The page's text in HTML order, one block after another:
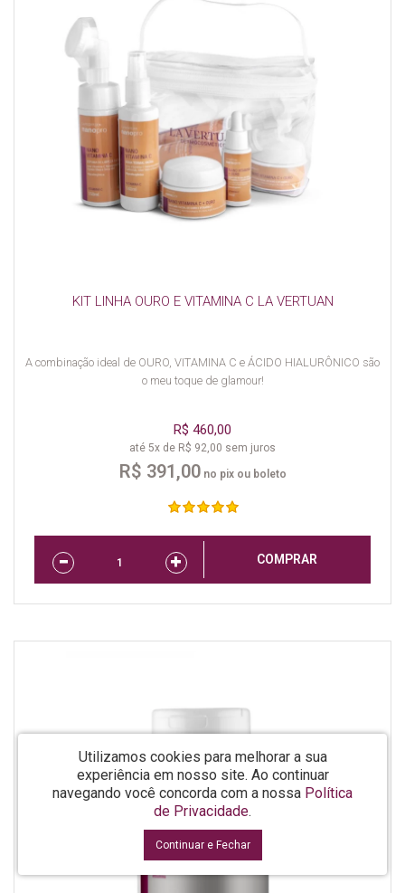
KIT LINHA OURO E VITAMINA C LA VERTUAN
A combinação ideal de OURO, VITAMINA C e ÁCIDO HIALURÔNICO são
o meu toque de glamour!
R$ 460,00
até 5x de R$ 92,00 sem juros
R$ 391,00no pix ou boleto
COMPRAR
Utilizamos cookies para melhorar a sua
experiência em nosso site. Ao continuar
navegando você concorda com a nossa Política
de Privacidade.
Continuar e Fechar